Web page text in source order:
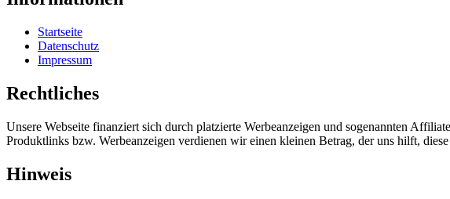
Startseite
Datenschutz
Impressum
Rechtliches
Unsere Webseite finanziert sich durch platzierte Werbeanzeigen und sogenannten
Produktlinks bzw. Werbeanzeigen verdienen wir einen kleinen Betrag, der uns hilft,
Hinweis